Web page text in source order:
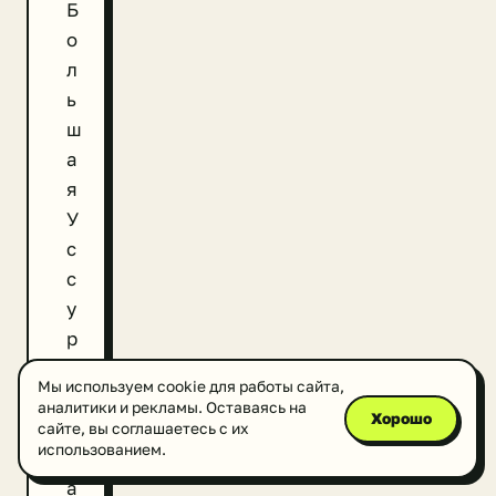
Б
о
л
ь
ш
а
я
У
с
с
у
р
к
а
и
н
а
Мы используем cookie для работы сайта,
аналитики и рекламы. Оставаясь на
сайте, вы соглашаетесь с их
использованием.
Хорошо